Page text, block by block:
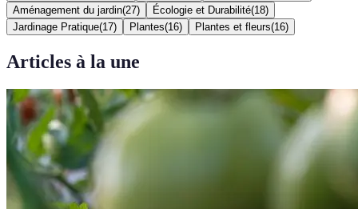
Aménagement du jardin(27) Écologie et Durabilité(18)
Jardinage Pratique(17) Plantes(16) Plantes et fleurs(16)
Articles à la une